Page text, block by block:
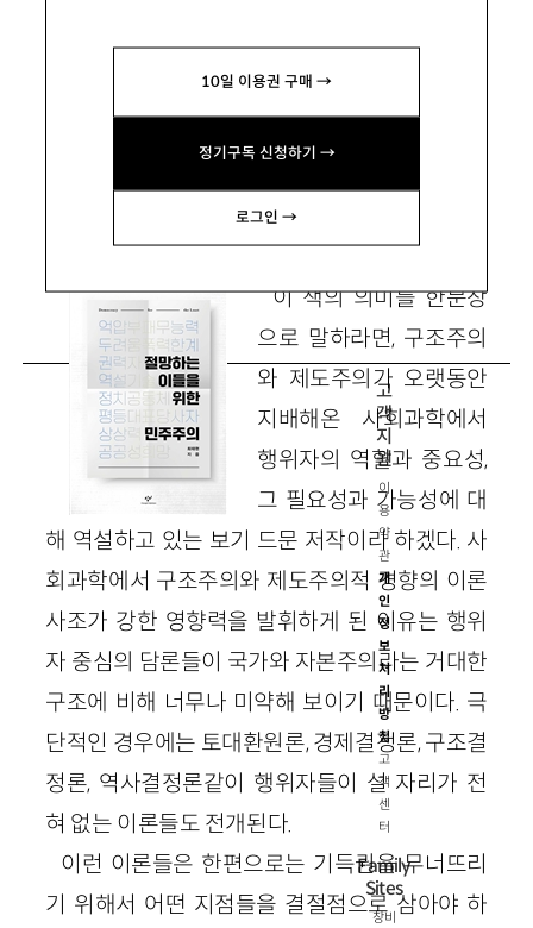
10일 이용권 구매 →
정기구독 신청하기 →
로그인 →
이 책의 의미를 한문장
으로 말하라면, 구조주의
와 제도주의가 오랫동안
지배해온 사회과학에서
행위자의 역할과 중요성,
그 필요성과 가능성에 대
해 역설하고 있는 보기 드문 저작이라 하겠다. 사
회과학에서 구조주의와 제도주의적 경향의 이론
사조가 강한 영향력을 발휘하게 된 이유는 행위
자 중심의 담론들이 국가와 자본주의라는 거대한
구조에 비해 너무나 미약해 보이기 때문이다. 극
단적인 경우에는 토대환원론, 경제결정론, 구조결
정론, 역사결정론같이 행위자들이 설 자리가 전
혀 없는 이론들도 전개된다.
이런 이론들은 한편으로는 기득권을 무너뜨리
기 위해서 어떤 지점들을 결절점으로 삼아야 하
고
객
지
원
이
용
약
관
개
인
정
보
처
리
방
침
고
객
센
터
Family
Sites
창비